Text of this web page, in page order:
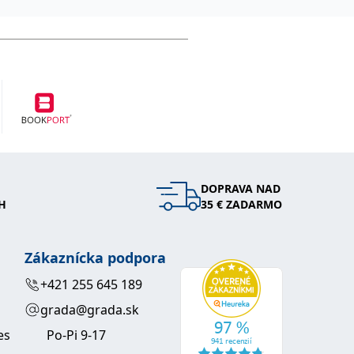
DOPRAVA NAD
35 € ZADARMO
Zákaznícka podpora
+421 255 645 189
grada@grada.sk
Po-Pi 9-17